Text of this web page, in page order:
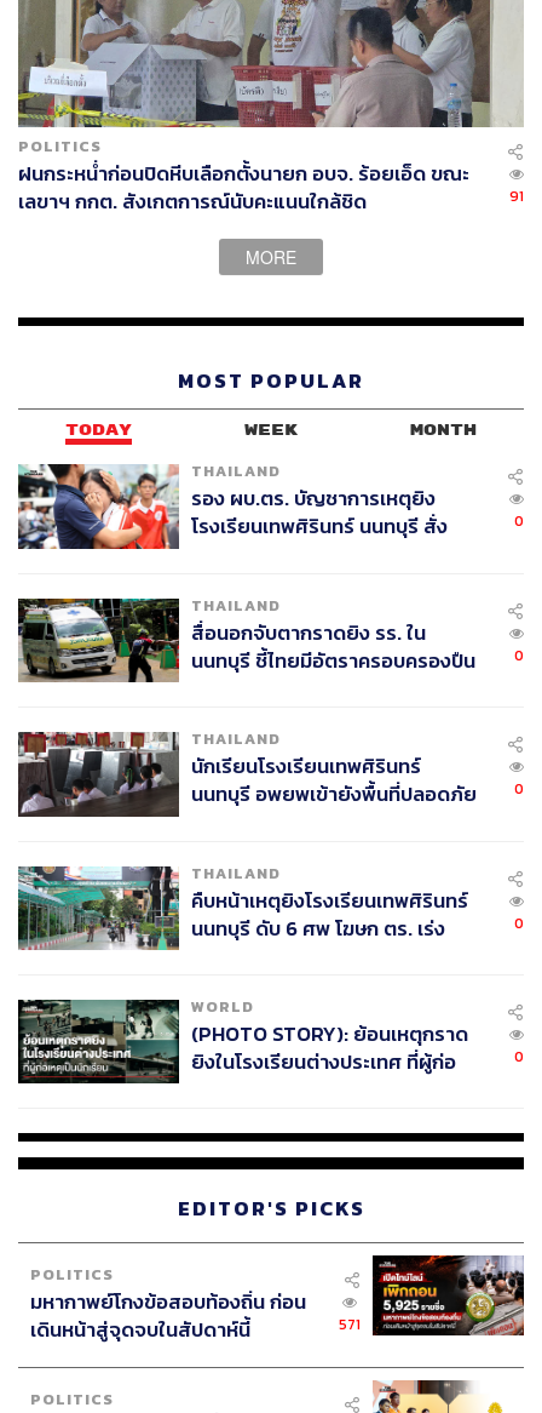
POLITICS
ฝนกระหน่ำก่อนปิดหีบเลือกตั้งนายก อบจ. ร้อยเอ็ด ขณะ
เลขาฯ กกต. สังเกตการณ์นับคะแนนใกล้ชิด
91
MORE
MOST POPULAR
TODAY WEEK MONTH
THAILAND
รอง ผบ.ตร. บัญชาการเหตุยิง
โรงเรียนเทพศิรินทร์ นนทบุรี สั่ง
0
THAILAND
สื่อนอกจับตากราดยิง รร. ใน
นนทบุรี ชี้ไทยมีอัตราครอบครองปืน
0
THAILAND
นักเรียนโรงเรียนเทพศิรินทร์
นนทบุรี อพยพเข้ายังพื้นที่ปลอดภัย
0
THAILAND
คืบหน้าเหตุยิงโรงเรียนเทพศิรินทร์
นนทบุรี ดับ 6 ศพ โฆษก ตร. เร่ง
0
WORLD
(PHOTO STORY): ย้อนเหตุกราด
ยิงในโรงเรียนต่างประเทศ ที่ผู้ก่อ
0
EDITOR'S PICKS
POLITICS
มหากาพย์โกงข้อสอบท้องถิ่น ก่อน
เดินหน้าสู่จุดจบในสัปดาห์นี้
571
POLITICS